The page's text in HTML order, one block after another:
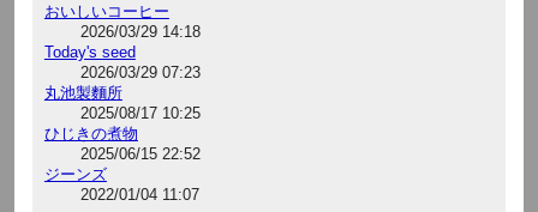
おいしいコーヒー
2026/03/29 14:18
Today's seed
2026/03/29 07:23
丸池製麵所
2025/08/17 10:25
ひじきの煮物
2025/06/15 22:52
ジーンズ
2022/01/04 11:07